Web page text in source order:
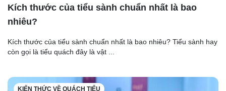
Kích thước của tiểu sành chuẩn nhất là bao
nhiêu?
Kích thước của tiểu sành chuẩn nhất là bao nhiêu? Tiểu sành hay
còn gọi là tiểu quách đây là vật ...
KIẾN THỨC VỀ QUÁCH TIỂU